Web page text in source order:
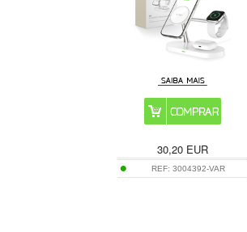
30,20EUR
REF:3004392-VAR